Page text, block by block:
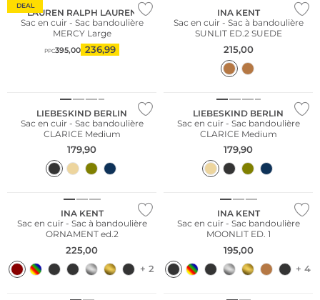
DEAL
LAUREN RALPH LAUREN
Sac en cuir - Sac bandoulière
MERCY Large
PPC395,00 236,99
INA KENT
Sac en cuir - Sac à bandoulière
SUNLIT ED.2 SUEDE
215,00
LIEBESKIND BERLIN
Sac en cuir - Sac bandoulière
CLARICE Medium
179,90
LIEBESKIND BERLIN
Sac en cuir - Sac bandoulière
CLARICE Medium
179,90
Nous ♡ Autriche
INA KENT
Sac en cuir - Sac à bandoulière
ORNAMENT ed.2
225,00
+ 2
Nous ♡ Autriche
INA KENT
Sac en cuir - Sac bandoulière
MOONLIT ED. 1
195,00
+ 4
Nous ♡ Autriche Nous ♡ Autriche